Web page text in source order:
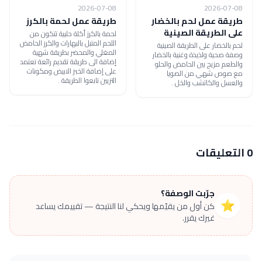
2026-07-08
طريقة عمل لحم بالخضار
على الطريقة الصينية
لحم بالخضار على الطريقة الصينية
وصفة صحية ولذيذة وغنية بالخضار
والطعم مزيج بين الحامض والحلو
مع صوص شهي من الصويا
والعسل والكاتشب والخل .
2026-07-08
طريقة عمل لحمة بالكرز
لحمة بالكرز أكلة حلبية تتكون من
اللحم المتبل بالبهارات والكرز الحامض
المغلي والمحضر بطريقة شهية
إضافة الى طريقة تقديم رائعة تعتمد
على إضافة الخبز الابيض ومكونات
التزيين تابعوا الطريقة .
0 التعليقات
⭐
جرّبت الوصفة؟
كن أول من يقيّمها ويحكي لنا النتيجة — تقييمك يساعد
غيرك يقرر.